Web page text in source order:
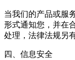
当我们的产品或服
形式通知您，并在
处理，法律法规另
四、信息安全